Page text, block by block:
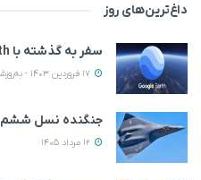
داغ‌ترین‌های روز
سفر به گذشته با Google Earth
جنگنده نسل ششم F-47 در مسیر نخستین پرواز